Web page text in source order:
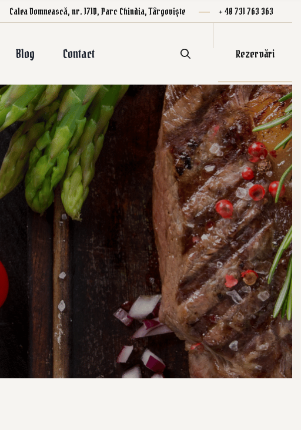
Calea Domnească, nr. 171D, Parc Chindia, Târgoviște + 40 731 763 363
Blog Contact Rezervări